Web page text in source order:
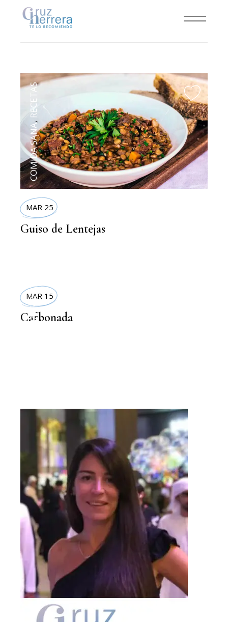
COMIDA SANA
,
RECETAS
MAR 25
Guiso de Lentejas
,
RECETAS
MAR 15
Carbonada